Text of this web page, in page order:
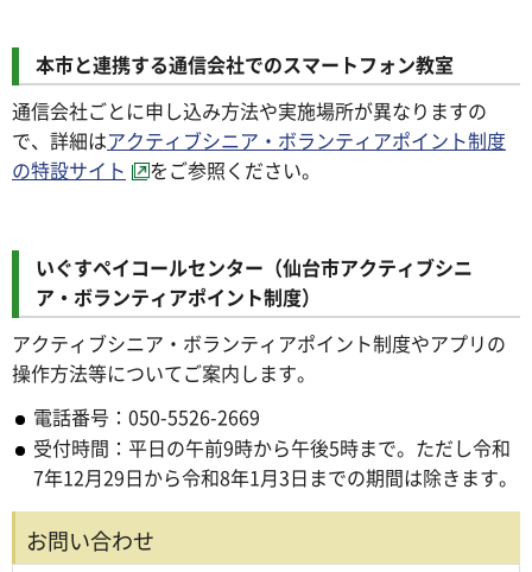
本市と連携する通信会社でのスマートフォン教室
通信会社ごとに申し込み方法や実施場所が異なりますの
で、詳細はアクティブシニア・ボランティアポイント制度
の特設サイト
をご参照ください。
いぐすペイコールセンター（仙台市アクティブシニ
ア・ボランティアポイント制度）
アクティブシニア・ボランティアポイント制度やアプリの
操作方法等についてご案内します。
電話番号：050-5526-2669
受付時間：平日の午前9時から午後5時まで。ただし令和
7年12月29日から令和8年1月3日までの期間は除きます。
お問い合わせ